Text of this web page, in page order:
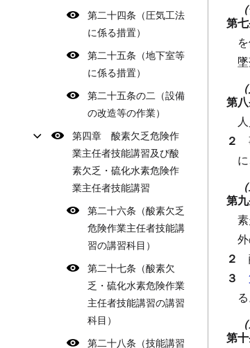
第二十四条（圧気工法
に係る措置）
第二十五条（地下室等
に係る措置）
第二十五条の二（設備
の改造等の作業）
第四章 酸素欠乏危険作
業主任者技能講習及び酸
素欠乏・硫化水素危険作
業主任者技能講習
第二十六条（酸素欠乏
危険作業主任者技能講
習の講習科目）
第二十七条（酸素欠
乏・硫化水素危険作業
主任者技能講習の講習
科目）
第二十八条（技能講習
第
第
２
第
２
３
第